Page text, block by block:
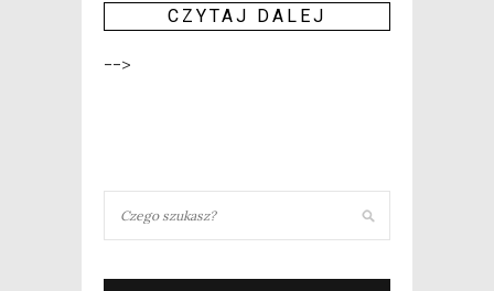
CZY­TAJ DALEJ
-->